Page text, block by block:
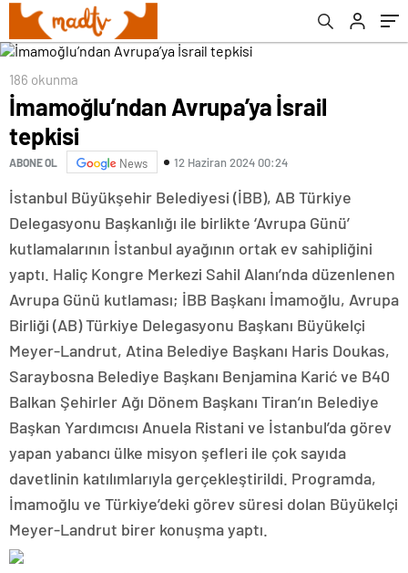
186 okunma
İmamoğlu’ndan Avrupa’ya İsrail
tepkisi
ABONE OL News 12 Haziran 2024 00:24
İstanbul Büyükşehir Belediyesi (İBB), AB Türkiye
Delegasyonu Başkanlığı ile birlikte ‘Avrupa Günü’
kutlamalarının İstanbul ayağının ortak ev sahipliğini
yaptı. Haliç Kongre Merkezi Sahil Alanı’nda düzenlenen
Avrupa Günü kutlaması; İBB Başkanı İmamoğlu, Avrupa
Birliği (AB) Türkiye Delegasyonu Başkanı Büyükelçi
Meyer-Landrut, Atina Belediye Başkanı Haris Doukas,
Saraybosna Belediye Başkanı Benjamina Karić ve B40
Balkan Şehirler Ağı Dönem Başkanı Tiran’ın Belediye
Başkan Yardımcısı Anuela Ristani ve İstanbul’da görev
yapan yabancı ülke misyon şefleri ile çok sayıda
davetlinin katılımlarıyla gerçekleştirildi. Programda,
İmamoğlu ve Türkiye’deki görev süresi dolan Büyükelçi
Meyer-Landrut birer konuşma yaptı.